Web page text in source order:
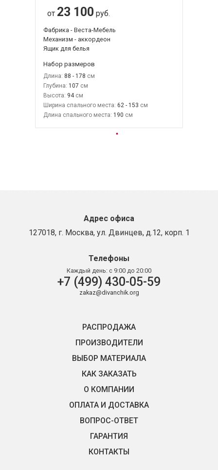
от 23 100 руб.
Фабрика - Веста-Мебель
Механизм - аккордеон
Ящик для белья
Набор размеров
Длина: 88 - 178
Глубина: 107
Высота: 94
Ширина спального места: 62 - 153
Длина спального места: 190
Адрес офиса
127018, г. Москва, ул. Двинцев, д.12, корп. 1
Телефоны
Каждый день: с 9:00 до 20:00
+7 (499) 430-05-59
zakaz@divanchik.org
РАСПРОДАЖА
ПРОИЗВОДИТЕЛИ
ВЫБОР МАТЕРИАЛА
КАК ЗАКАЗАТЬ
О КОМПАНИИ
ОПЛАТА И ДОСТАВКА
ВОПРОС-ОТВЕТ
ГАРАНТИЯ
КОНТАКТЫ